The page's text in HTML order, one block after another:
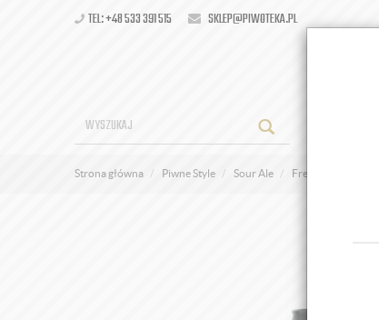
TEL: +48 533 391 515 SKLEP@PIWOTEKA.PL
Strona główna Piwne Style Sour Ale Free Gelato